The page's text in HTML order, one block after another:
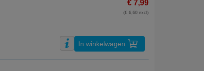
€ 7,99
(€ 6,60 excl)
In winkelwagen